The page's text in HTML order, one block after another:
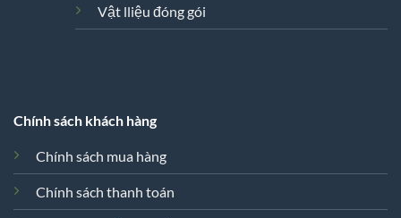
Vật lliệu đóng gói
Chính sách khách hàng
Chính sách mua hàng
Chính sách thanh toán